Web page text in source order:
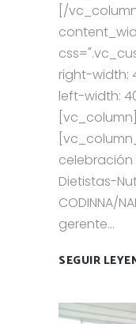
[/
right-width:
left-width:
[vc_column]
celebración
Dietistas-
CODINNA/
gerente...
SEGUIR